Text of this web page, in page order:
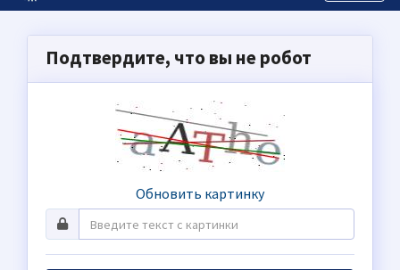
Подтвердите, что вы не робот
Обновить картинку
